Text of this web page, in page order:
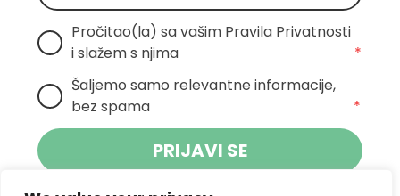
Pročitao(la) sa vašim Pravila Privatnosti
i slažem s njima
*
Šaljemo samo relevantne informacije,
bez spama
*
PRIJAVI SE